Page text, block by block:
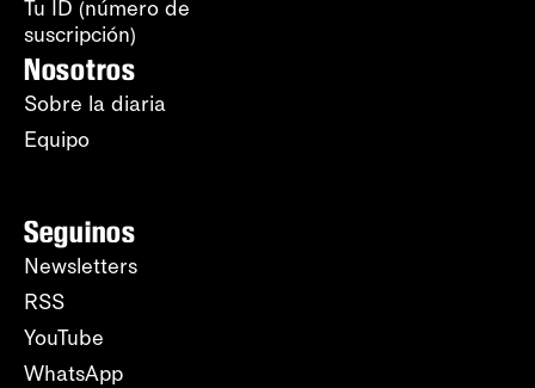
Tu ID (número de
suscripción)
Nosotros
Sobre la diaria
Equipo
Seguinos
Newsletters
RSS
YouTube
WhatsApp